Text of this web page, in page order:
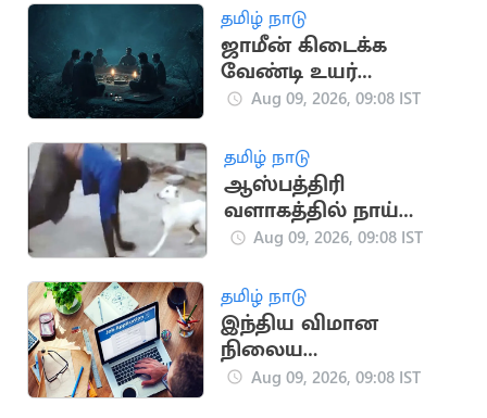
தமிழ் நாடு
ஜாமீன் கிடைக்க
வேண்டி உயர்
நீதிமன்ற நீதிபதிக்கு
Aug 09, 2026, 09:08 IST
தமிழ் நாடு
ஆஸ்பத்திரி
வளாகத்தில் நாய்
போல் ஓடிய நபர்:
Aug 09, 2026, 09:08 IST
தமிழ் நாடு
இந்திய விமான
நிலைய
ஆணையத்தில் 389
Aug 09, 2026, 09:08 IST